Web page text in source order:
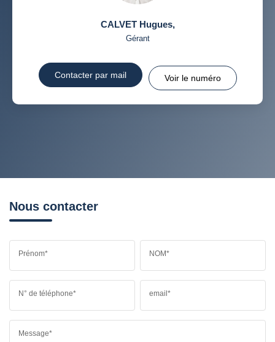
CALVET Hugues,
Gérant
Contacter par mail Voir le numéro
Nous contacter
Prénom* NOM*
N° de téléphone* email*
Message*